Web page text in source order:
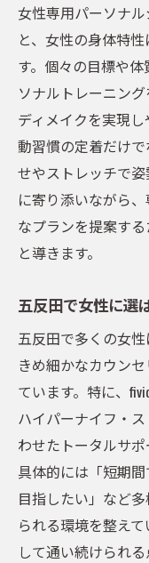
トレーナ
眼点
自分に合
部分痩せも叶
パーソナ
分痩せ促
部分痩せ
最新法
ストレッ
パーソナ
ット
五反田パ
グ体験
理想の部
ジム
忙しい女性が
パーソ
の理由
女性専用パーソナ
と、女性の身体特
す。個々の目標や
ソナルトレーニン
ディメイクを実現
動習慣の定着だけ
せやストレッチで
に寄り添いながら
なプランを提案す
と導きます。
五反田で女性に選
五反田で多くの女
きめ細かなカウン
ています。特に、
ハイパーナイフ・
わせたトータルサポ
具体的には「短期
目指したい」など
られる環境を整え
して通い続けられ